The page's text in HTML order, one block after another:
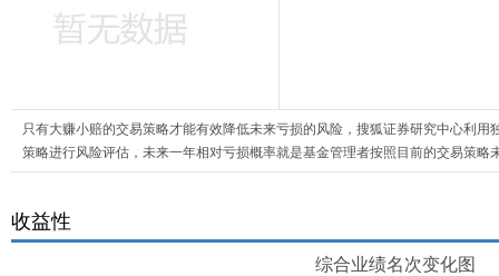
只有大赚小赔的交易策略才能有效降低未来亏损的风险，搜狐证券研究中心利
策略进行风险评估，未来一年相对亏损概率就是基金管理者按照目前的交易策略
收益性
综合业绩名次变化图